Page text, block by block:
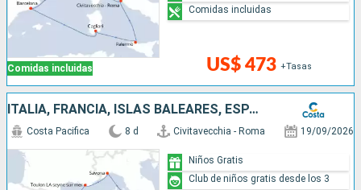
Comidas incluidas US$ 473 +Tasas
Comidas incluidas
ITALIA, FRANCIA, ISLAS BALEARES, ESPAÑA
Costa Pacifica 8 d Civitavecchia - Roma 19/09/2026
Niños Gratis
Club de niños gratis desde los 3